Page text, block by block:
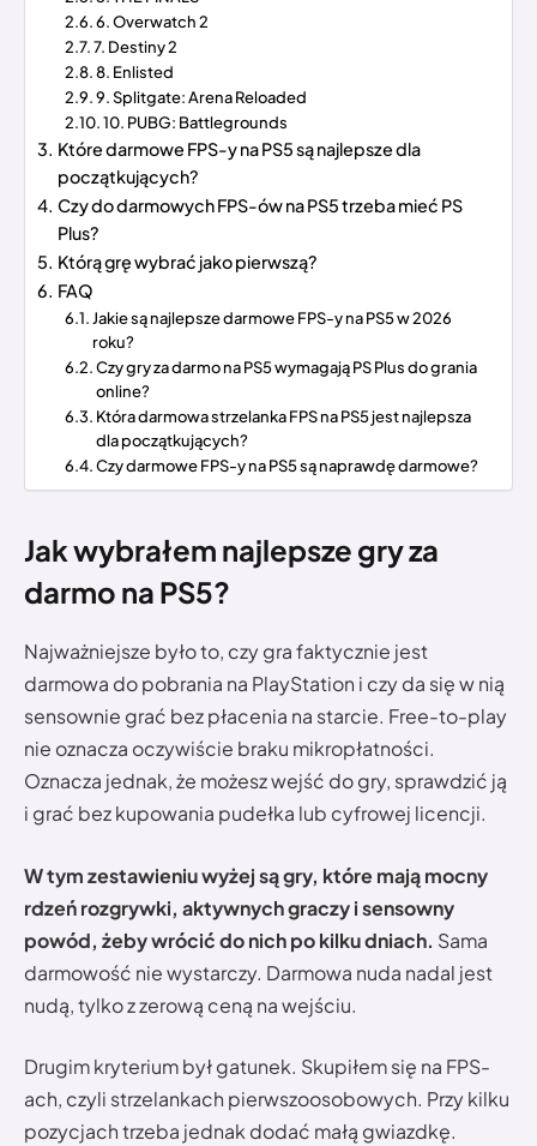
6. Overwatch 2
7. Destiny 2
8. Enlisted
9. Splitgate: Arena Reloaded
10. PUBG: Battlegrounds
Które darmowe FPS-y na PS5 są najlepsze dla
początkujących?
Czy do darmowych FPS-ów na PS5 trzeba mieć PS
Plus?
Którą grę wybrać jako pierwszą?
FAQ
Jakie są najlepsze darmowe FPS-y na PS5 w 2026
roku?
Czy gry za darmo na PS5 wymagają PS Plus do grania
online?
Która darmowa strzelanka FPS na PS5 jest najlepsza
dla początkujących?
Czy darmowe FPS-y na PS5 są naprawdę darmowe?
Jak wybrałem najlepsze gry za
darmo na PS5?
Najważniejsze było to, czy gra faktycznie jest
darmowa do pobrania na PlayStation i czy da się w nią
sensownie grać bez płacenia na starcie. Free-to-play
nie oznacza oczywiście braku mikropłatności.
Oznacza jednak, że możesz wejść do gry, sprawdzić ją
i grać bez kupowania pudełka lub cyfrowej licencji.
W tym zestawieniu wyżej są gry, które mają mocny
rdzeń rozgrywki, aktywnych graczy i sensowny
powód, żeby wrócić do nich po kilku dniach. Sama
darmowość nie wystarczy. Darmowa nuda nadal jest
nudą, tylko z zerową ceną na wejściu.
Drugim kryterium był gatunek. Skupiłem się na FPS-
ach, czyli strzelankach pierwszoosobowych. Przy kilku
pozycjach trzeba jednak dodać małą gwiazdkę.